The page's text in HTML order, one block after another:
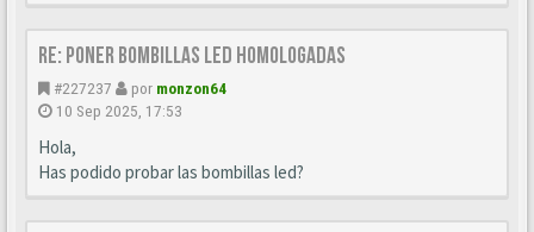
Re: Poner bombillas led homologadas
#227237 por monzon64
10 Sep 2025, 17:53
Hola,
Has podido probar las bombillas led?